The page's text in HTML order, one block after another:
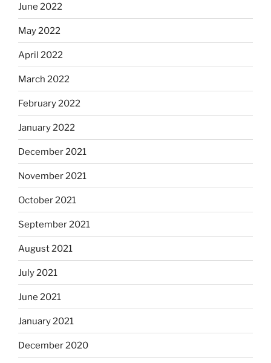
June 2022
May 2022
April 2022
March 2022
February 2022
January 2022
December 2021
November 2021
October 2021
September 2021
August 2021
July 2021
June 2021
January 2021
December 2020